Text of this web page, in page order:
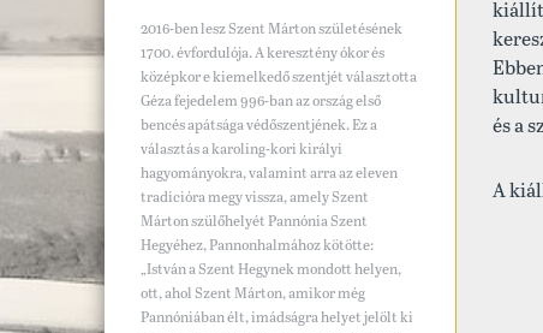
2016-ben lesz Szent Márton születésének
1700. évfordulója. A keresztény ókor és
középkor e kiemelkedő szentjét választotta
Géza fejedelem 996-ban az ország első
bencés apátsága védőszentjének. Ez a
választás a karoling-kori királyi
hagyományokra, valamint arra az eleven
tradícióra megy vissza, amely Szent
Márton szülőhelyét Pannónia Szent
Hegyéhez, Pannonhalmához kötötte:
„István a Szent Hegynek mondott helyen,
ott, ahol Szent Márton, amikor még
Pannóniában élt, imádságra helyet jelölt ki
és a
A